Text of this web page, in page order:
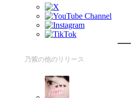
乃紫の他のリリース